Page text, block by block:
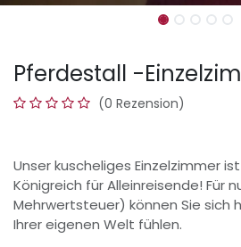
Pferdestall -
(0 Rezension)
Unser kuscheliges Einzelzimmer
Königreich für Alleinreisende! Für
Mehrwertsteuer) können Sie sich
Ihrer eigenen Welt fühlen.